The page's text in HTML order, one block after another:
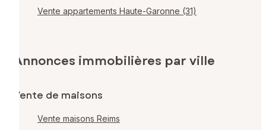
Vente appartements Haute-Garonne (31)
Annonces immobilières par ville
Vente de maisons
Vente maisons Reims